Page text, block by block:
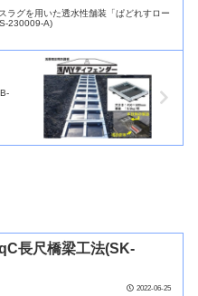
ラグを用いた透水性舗装「ぱどれすロー
230009-A)
長尺橋梁工法(SK-
2022-06-25